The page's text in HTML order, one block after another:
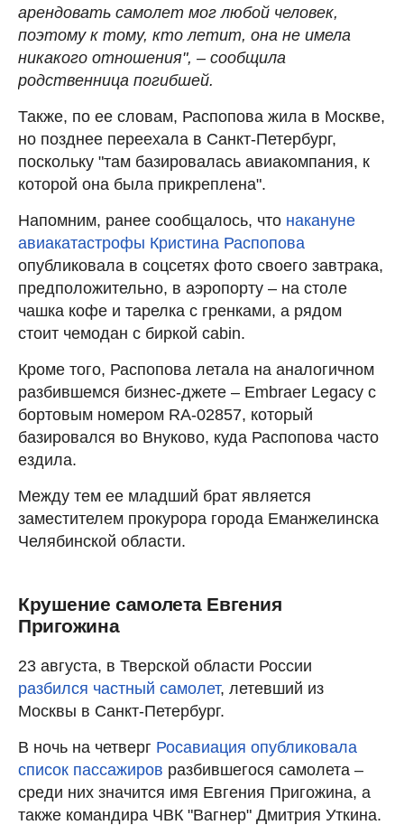
арендовать самолет мог любой человек,
поэтому к тому, кто летит, она не имела
никакого отношения", – сообщила
родственница погибшей.
Также, по ее словам, Распопова жила в Москве,
но позднее переехала в Санкт-Петербург,
поскольку "там базировалась авиакомпания, к
которой она была прикреплена".
Напомним, ранее сообщалось, что накануне
авиакатастрофы Кристина Распопова
опубликовала в соцсетях фото своего завтрака,
предположительно, в аэропорту – на столе
чашка кофе и тарелка с гренками, а рядом
стоит чемодан с биркой cabin.
Кроме того, Распопова летала на аналогичном
разбившемся бизнес-джете – Embraer Legacy c
бортовым номером RA-02857, который
базировался во Внуково, куда Распопова часто
ездила.
Между тем ее младший брат является
заместителем прокурора города Еманжелинска
Челябинской области.
Крушение самолета Евгения
Пригожина
23 августа, в Тверской области России
разбился частный самолет, летевший из
Москвы в Санкт-Петербург.
В ночь на четверг Росавиация опубликовала
список пассажиров разбившегося самолета –
среди них значится имя Евгения Пригожина, а
также командира ЧВК "Вагнер" Дмитрия Уткина.